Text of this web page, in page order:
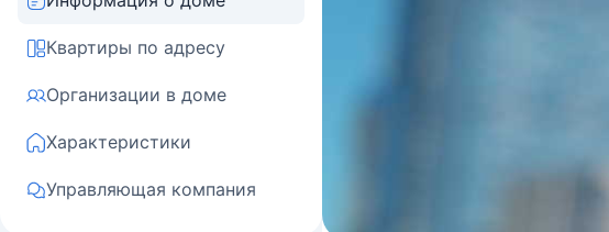
Квартиры по адресу
Организации в доме
Характеристики
Управляющая компания